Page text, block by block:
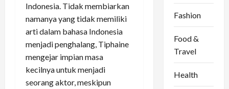
Indonesia. Tidak membiarkan
namanya yang tidak memiliki
arti dalam bahasa Indonesia
menjadi penghalang, Tiphaine
mengejar impian masa
kecilnya untuk menjadi
seorang aktor, meskipun
Fashion
Food &
Travel
Health